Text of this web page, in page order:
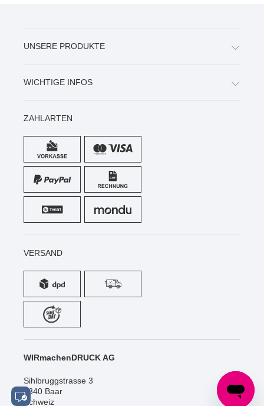
UNSERE PRODUKTE
WICHTIGE INFOS
ZAHLARTEN
VERSAND
WIRmachenDRUCK AG
Sihlbruggstrasse 3
6340 Baar
Schweiz